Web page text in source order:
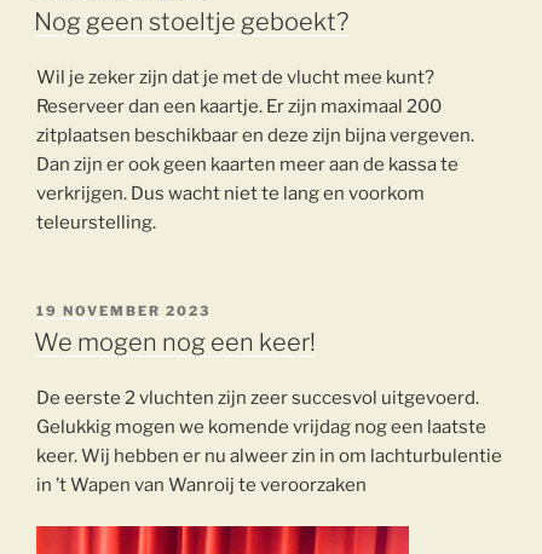
OP
Nog geen stoeltje geboekt?
Wil je zeker zijn dat je met de vlucht mee kunt?
Reserveer dan een kaartje. Er zijn maximaal 200
zitplaatsen beschikbaar en deze zijn bijna vergeven.
Dan zijn er ook geen kaarten meer aan de kassa te
verkrijgen. Dus wacht niet te lang en voorkom
teleurstelling.
GEPLAATST
OP
19 NOVEMBER 2023
We mogen nog een keer!
De eerste 2 vluchten zijn zeer succesvol uitgevoerd.
Gelukkig mogen we komende vrijdag nog een laatste
keer. Wij hebben er nu alweer zin in om lachturbulentie
in ’t Wapen van Wanroij te veroorzaken